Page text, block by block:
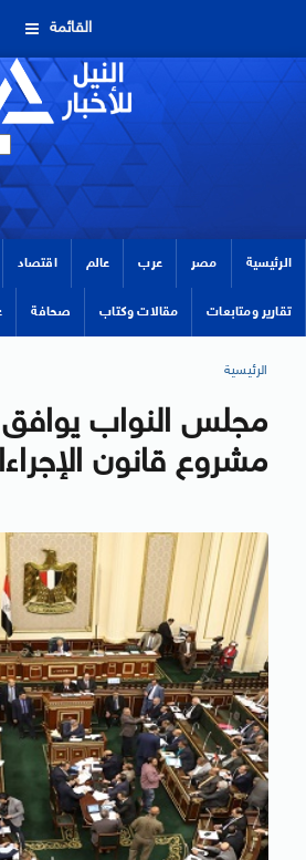
القائمة
الرئيسية مصر عرب عالم اقتصاد
تقارير ومتابعات مقالات وكتاب صحافة
الرئيسية
مجلس النواب يوافق
مشروع قانون